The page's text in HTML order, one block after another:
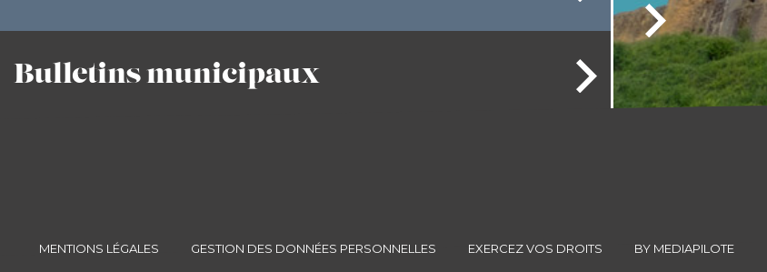
Bulletinsmunicipaux
MENTIONS LÉGALES GESTION DES DONNÉES PERSONNELLES EXERCEZ VOS DROITS BY MEDIAPILOTE